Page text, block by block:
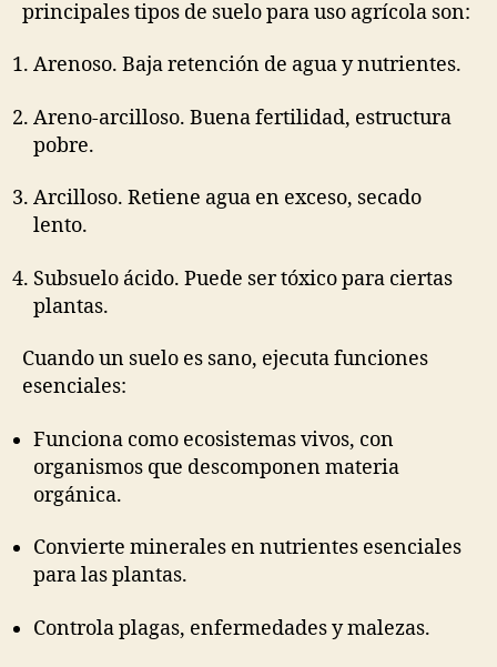
principales tipos de suelo para uso agrícola son:
Arenoso. Baja retención de agua y nutrientes.
Areno-arcilloso. Buena fertilidad, estructura
pobre.
Arcilloso. Retiene agua en exceso, secado
lento.
Subsuelo ácido. Puede ser tóxico para ciertas
plantas.
Cuando un suelo es sano, ejecuta funciones
esenciales:
Funciona como ecosistemas vivos, con
organismos que descomponen materia
orgánica.
Convierte minerales en nutrientes esenciales
para las plantas.
Controla plagas, enfermedades y malezas.